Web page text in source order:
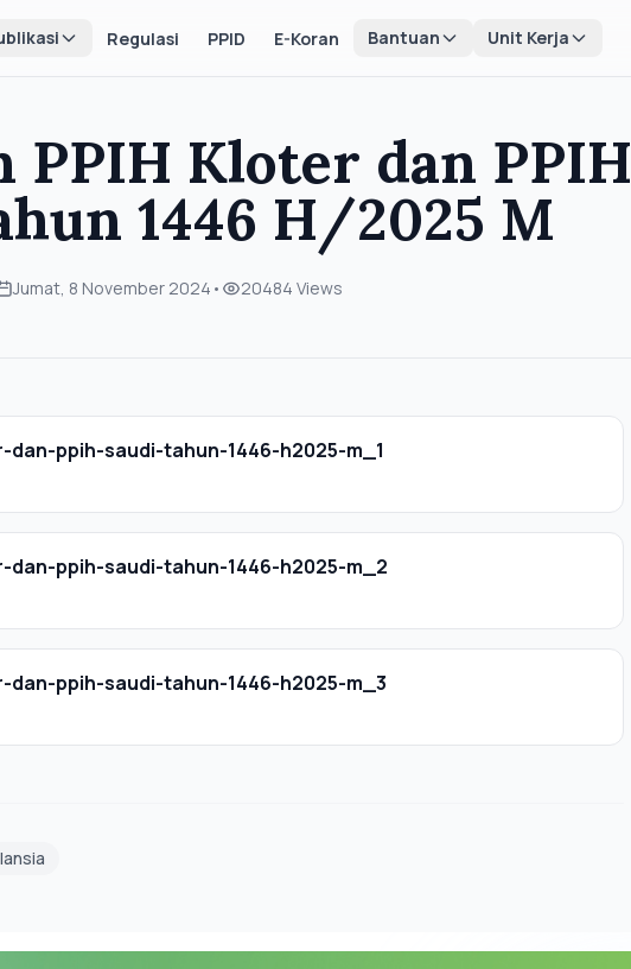
Regulasi PPID E-Koran Bantuan Unit Kerja
PPIH Kloter dan PPIH
1446 H/2025 M
Jumat, 8 November 2024 • 20484 Views
ppih-saudi-tahun-1446-h2025-m_1
ppih-saudi-tahun-1446-h2025-m_2
ppih-saudi-tahun-1446-h2025-m_3